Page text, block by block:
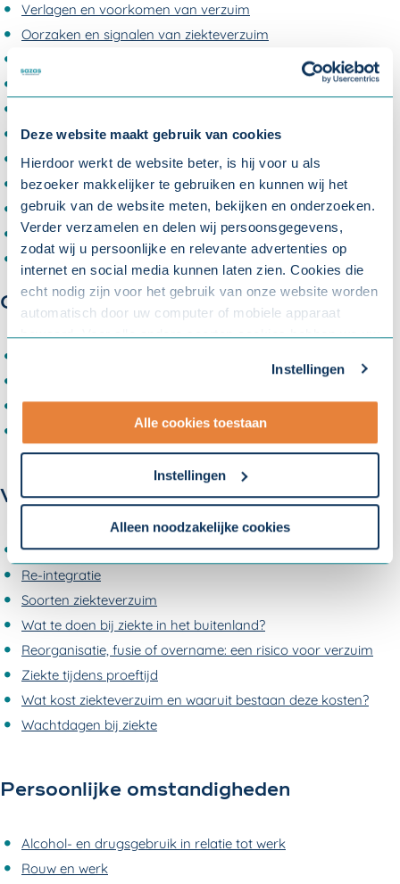
Deze website maakt gebruik van cookies
Hierdoor werkt de website beter, is hij voor u als
bezoeker makkelijker te gebruiken en kunnen wij het
gebruik van de website meten, bekijken en onderzoeken.
Verder verzamelen en delen wij persoonsgegevens,
zodat wij u persoonlijke en relevante advertenties op
internet en social media kunnen laten zien. Cookies die
echt nodig zijn voor het gebruik van onze website worden
automatisch door uw computer of mobiele apparaat
bewaard. Voor alle andere soorten cookies hebben we uw
aanpassen. Met uw toestemming delen wij uw gegevens
met onze10 partners.
- Lees hier onzeprivacyverklaringen onze
Om uw toestemmingsvoorkeur te wijzigen, klikt u op
Instellingen
Alle cookies toestaan
Instellingen
Alleen noodzakelijke cookies
Verlagen en voorkomen van verzuim
Oorzaken en signalen van ziekteverzuim
Verzuim bespreken binnen uw organisatie
Duurzame inzetbaarheid
Ongewenst gedrag op de werkvloer
Arbeidsrisico's
Vitaliteit en welzijn
Medewerkersbetrokkenheid vergroten: 5 tips
Goed werkgeverschap
Werkomstandigheden
Complimenten geven
Verzuim
De WIA
Re-integratie
Soorten ziekteverzuim
Wat te doen bij ziekte in het buitenland?
Reorganisatie, fusie of overname: een risico voor verzuim
Ziekte tijdens proeftijd
Wat kost ziekteverzuim en waaruit bestaan deze kosten?
Wachtdagen bij ziekte
Persoonlijke omstandigheden
Alcohol- en drugsgebruik in relatie tot werk
Rouw en werk